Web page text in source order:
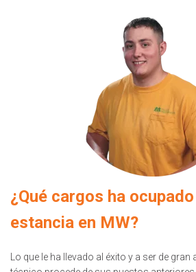
¿Qué cargos ha
estancia en MW?
Lo que le ha llevado al éxito y a ser de